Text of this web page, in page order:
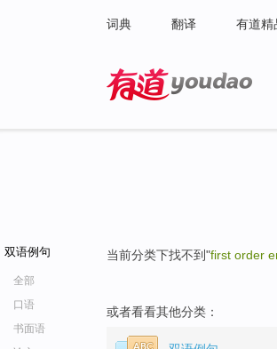
词典 翻译 有道精
双语例句
全部
口语
书面语
当前分类下找不到"first order
或者看看其他分类：